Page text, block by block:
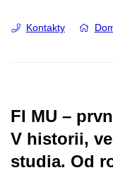
Kontakty
FI MU –
V historii,
studia. Od